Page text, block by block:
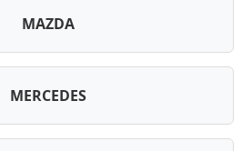
MAZDA
MERCEDES